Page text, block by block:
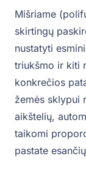
Mišriame
skirtingų
nustatyti
triukšmo ir kiti
konkrečios
žemės sklypui
aikštelių,
taikomi
pastate